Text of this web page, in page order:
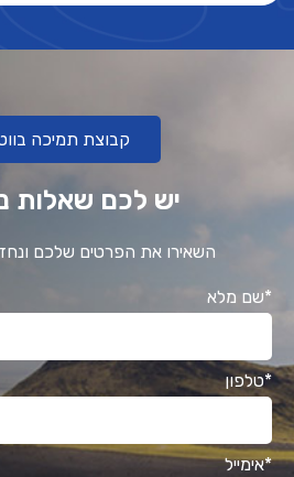
קבוצת תמיכה
יש לכם שאלות
השאירו את הפרטים שלכם
*שם מלא
*טלפון
*אימייל